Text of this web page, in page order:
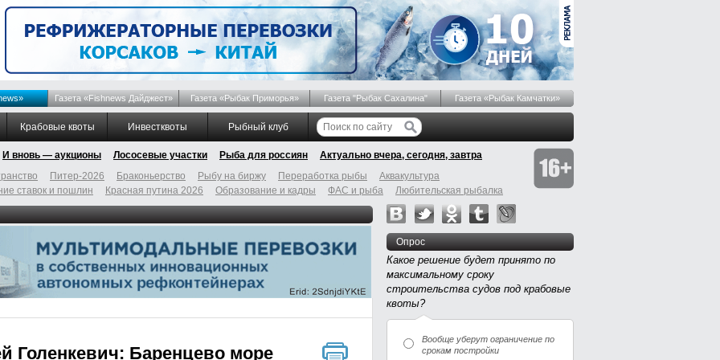
Газета «Fishnews Дайджест» Газета «Рыбак Приморья» Газета "Рыбак Сахалина" Газета «Рыбак Камчатки»
Крабовые квоты Инвестквоты Рыбный клуб
И вновь — аукционы Лососевые участки Рыба для россиян
Актуально вчера, сегодня, завтра
Питер-2026 Браконьерство Рыбу на биржу Переработка рыбы
Аквакультура
ставок и пошлин Красная путина 2026 Образование и кадры ФАС и рыба Любительская рыбалка
Голенкевич: Баренцево море
Опрос
Какое решение будет принято по
максимальному сроку
строительства судов под крабовые
квоты?
Вообще уберут ограничение по
срокам постройки